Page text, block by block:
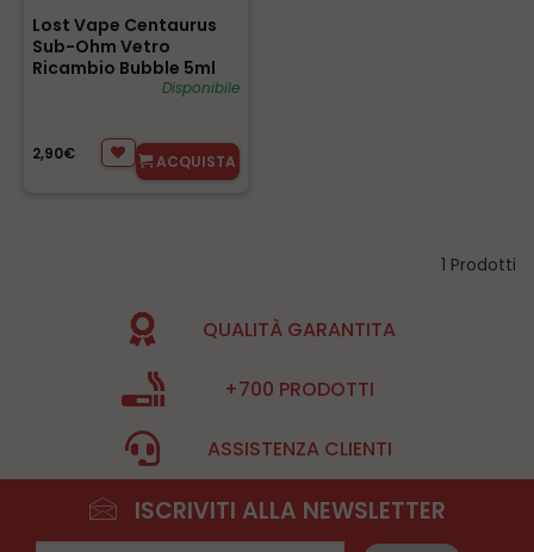
Lost Vape Centaurus
Sub-Ohm Vetro
Ricambio Bubble 5ml
Disponibile
2,90€ ACQUISTA
1 Prodotti
QUALITÀ GARANTITA
+700 PRODOTTI
ASSISTENZA CLIENTI
ISCRIVITI ALLA NEWSLETTER